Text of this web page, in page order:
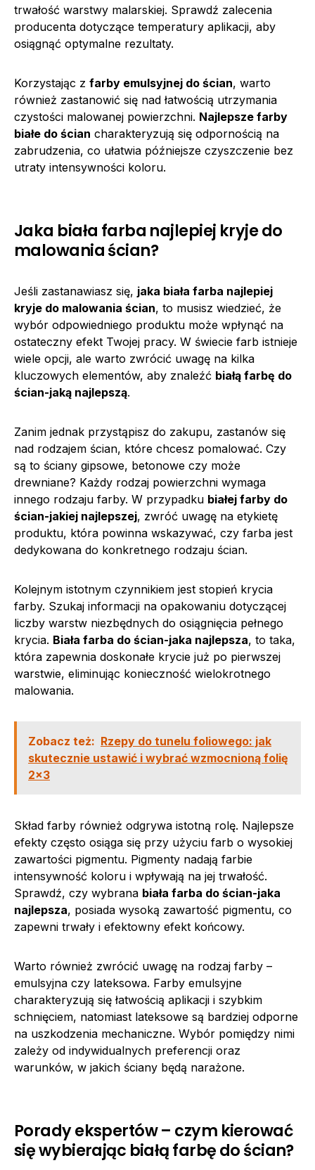
trwałość warstwy malarskiej. Sprawdź zalecenia
producenta dotyczące temperatury aplikacji, aby
osiągnąć optymalne rezultaty.
Korzystając z farby emulsyjnej do ścian, warto
również zastanowić się nad łatwością utrzymania
czystości malowanej powierzchni. Najlepsze farby
białe do ścian charakteryzują się odpornością na
zabrudzenia, co ułatwia późniejsze czyszczenie bez
utraty intensywności koloru.
Jaka biała farba najlepiej kryje do
malowania ścian?
Jeśli zastanawiasz się, jaka biała farba najlepiej
kryje do malowania ścian, to musisz wiedzieć, że
wybór odpowiedniego produktu może wpłynąć na
ostateczny efekt Twojej pracy. W świecie farb istnieje
wiele opcji, ale warto zwrócić uwagę na kilka
kluczowych elementów, aby znaleźć białą farbę do
ścian-jaką najlepszą.
Zanim jednak przystąpisz do zakupu, zastanów się
nad rodzajem ścian, które chcesz pomalować. Czy
są to ściany gipsowe, betonowe czy może
drewniane? Każdy rodzaj powierzchni wymaga
innego rodzaju farby. W przypadku białej farby do
ścian-jakiej najlepszej, zwróć uwagę na etykietę
produktu, która powinna wskazywać, czy farba jest
dedykowana do konkretnego rodzaju ścian.
Kolejnym istotnym czynnikiem jest stopień krycia
farby. Szukaj informacji na opakowaniu dotyczącej
liczby warstw niezbędnych do osiągnięcia pełnego
krycia. Biała farba do ścian-jaka najlepsza, to taka,
która zapewnia doskonałe krycie już po pierwszej
warstwie, eliminując konieczność wielokrotnego
malowania.
Zobacz też: Rzepy do tunelu foliowego: jak
skutecznie ustawić i wybrać wzmocnioną folię
2x3
Skład farby również odgrywa istotną rolę. Najlepsze
efekty często osiąga się przy użyciu farb o wysokiej
zawartości pigmentu. Pigmenty nadają farbie
intensywność koloru i wpływają na jej trwałość.
Sprawdź, czy wybrana biała farba do ścian-jaka
najlepsza, posiada wysoką zawartość pigmentu, co
zapewni trwały i efektowny efekt końcowy.
Warto również zwrócić uwagę na rodzaj farby –
emulsyjna czy lateksowa. Farby emulsyjne
charakteryzują się łatwością aplikacji i szybkim
schnięciem, natomiast lateksowe są bardziej odporne
na uszkodzenia mechaniczne. Wybór pomiędzy nimi
zależy od indywidualnych preferencji oraz
warunków, w jakich ściany będą narażone.
Porady ekspertów – czym kierować
się wybierając białą farbę do ścian?